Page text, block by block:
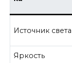
Источник света
Яркость